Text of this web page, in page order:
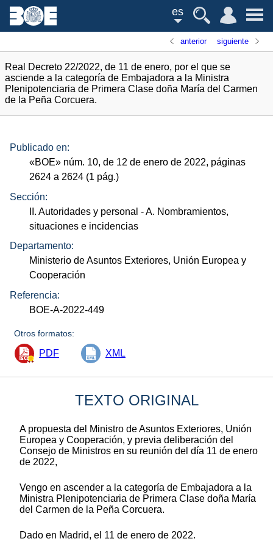
es
anterior siguiente
Real Decreto 22/2022, de 11 de enero, por el que se
asciende a la categoría de Embajadora a la Ministra
Plenipotenciaria de Primera Clase doña María del Carmen
de la Peña Corcuera.
Publicado en:
«BOE» núm. 10, de 12 de enero de 2022, páginas
2624 a 2624 (1 pág.)
Sección:
II. Autoridades y personal - A. Nombramientos,
situaciones e incidencias
Departamento:
Ministerio de Asuntos Exteriores, Unión Europea y
Cooperación
Referencia:
BOE-A-2022-449
Otros formatos:
PDF XML
TEXTO ORIGINAL
A propuesta del Ministro de Asuntos Exteriores, Unión
Europea y Cooperación, y previa deliberación del
Consejo de Ministros en su reunión del día 11 de enero
de 2022,
Vengo en ascender a la categoría de Embajadora a la
Ministra Plenipotenciaria de Primera Clase doña María
del Carmen de la Peña Corcuera.
Dado en Madrid, el 11 de enero de 2022.